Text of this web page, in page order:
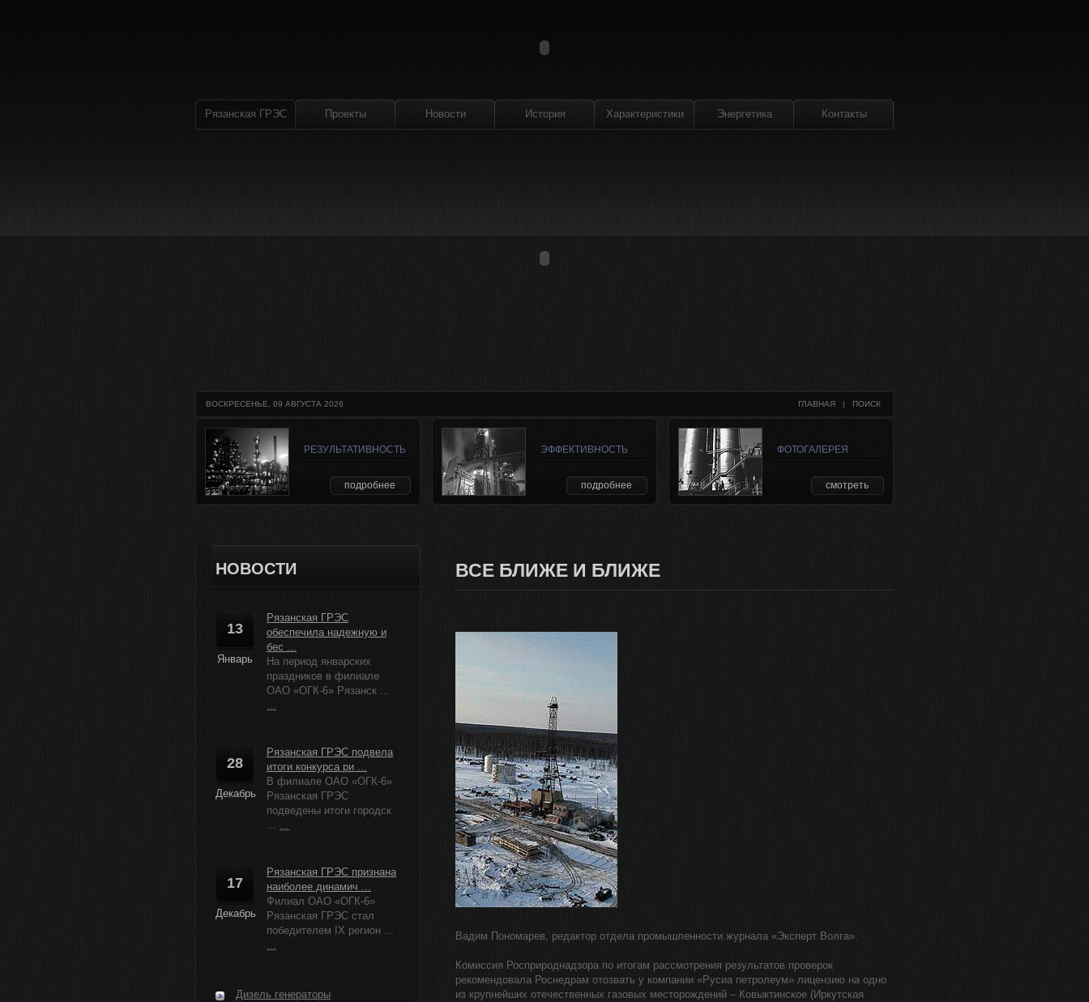
Рязанская ГРЭС Проекты Новости История Характеристики Энергетика Контакты
ГЛАВНАЯ
   |
ПОИСК
ВОСКРЕСЕНЬЕ, 09 АВГУСТА 2026
РЕЗУЛЬТАТИВНОСТЬ
подробнее
ЭФФЕКТИВНОСТЬ
подробнее
ФОТОГАЛЕРЕЯ
смотреть
НОВОСТИ
13
Январь
Рязанская ГРЭС
обеспечила надежную и
бес ...
На период январских
праздников в филиале
ОАО «ОГК-6» Рязанск ...
...
28
Декабрь
Рязанская ГРЭС подвела
итоги конкурса ри ...
В филиале ОАО «ОГК-6»
Рязанская ГРЭС
подведены итоги городск
... ...
17
Декабрь
Рязанская ГРЭС признана
наиболее динамич ...
Филиал ОАО «ОГК-6»
Рязанская ГРЭС стал
победителем IX регион ...
...
Дизель генераторы
ВСЕ БЛИЖЕ И БЛИЖЕ
Вадим Пономарев, редактор отдела промышленности журнала «Эксперт Волга».
Комиссия Росприроднадзора по итогам рассмотрения результатов проверок
рекомендовала Роснедрам отозвать у компании «Русиа петролеум» лицензию на одно
из крупнейших отечественных газовых месторождений – Ковыктинское (Иркутская